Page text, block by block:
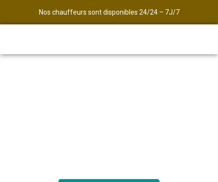
Nos chauffeurs sont disponibles 24/24 – 7J/7